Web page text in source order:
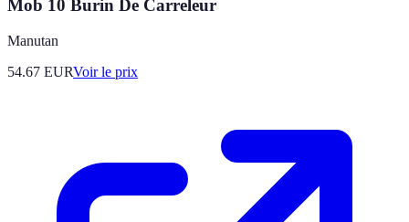
Mob 10 Burin De Carreleur
Manutan
54.67 EURVoir le prix